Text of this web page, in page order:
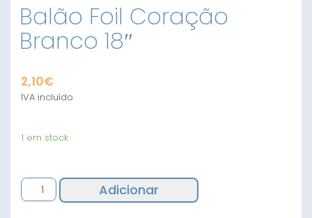
Balão Foil Coração
Branco 18″
2,10€
IVA incluído
1 em stock
Quantidade
de
Adicionar